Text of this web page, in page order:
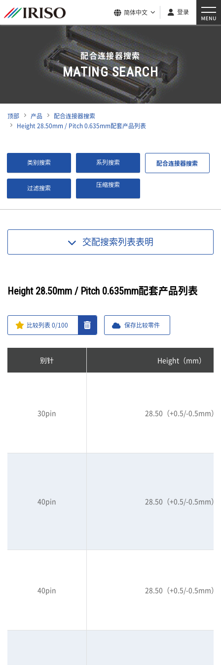
简体中文 登录
配合连接器搜索
MATING SEARCH
顶部 产品
配合连接器搜索
Height 28.50mm / Pitch 0.635mm配套产品列表
类别搜索 系列搜索 配合连接器搜索
过滤搜索 压缩搜索
交配搜索列表表明
Height 28.50mm / Pitch 0.635mm配套产品列表
比较列表0/100 保存比较零件
别针 Height（mm）
30pin 28.50（+0.5/-0.5mm）
40pin 28.50（+0.5/-0.5mm）
40pin 28.50（+0.5/-0.5mm）